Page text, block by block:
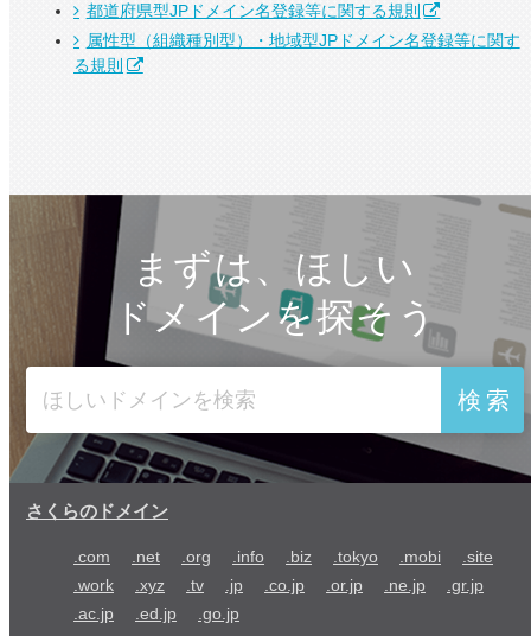
都道府県型JPドメイン名登録等に関する規則
属性型（組織種別型）・地域型JPドメイン名登録等に関す
る規則
まずは、ほしい
ドメインを探そう
検索
さくらのドメイン
.com .net .org .info .biz .tokyo .mobi
.site
.work
.xyz .tv .jp .co.jp .or.jp .ne.jp
.gr.jp
.ac.jp
.ed.jp .go.jp